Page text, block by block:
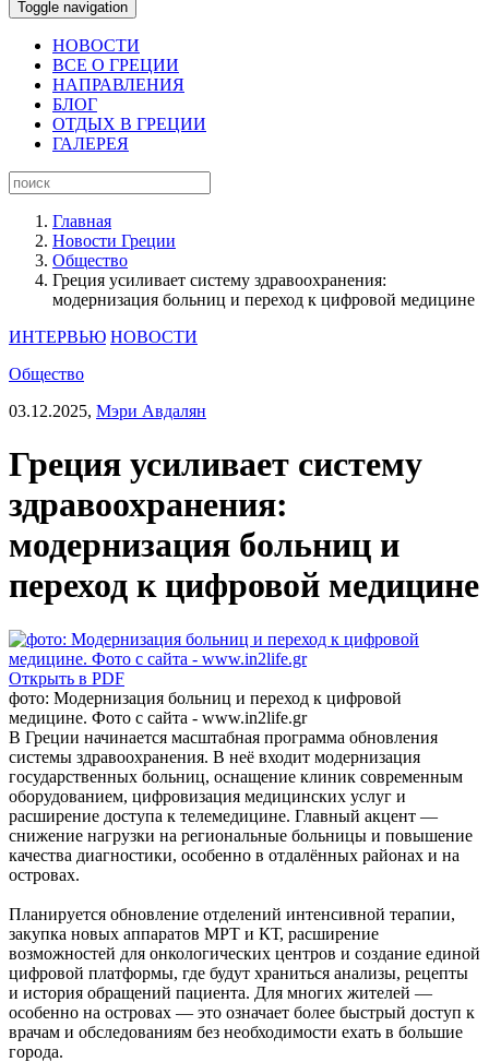
Toggle navigation
НОВОСТИ
ВСЕ О ГРЕЦИИ
НАПРАВЛЕНИЯ
БЛОГ
ОТДЫХ В ГРЕЦИИ
ГАЛЕРЕЯ
Главная
Новости Греции
Общество
Греция усиливает систему здравоохранения:
модернизация больниц и переход к цифровой медицине
ИНТЕРВЬЮ НОВОСТИ
Общество
03.12.2025, Мэри Авдалян
Греция усиливает систему
здравоохранения:
модернизация больниц и
переход к цифровой медицине
Открыть в PDF
фото: Модернизация больниц и переход к цифровой
медицине. Фото с сайта - www.in2life.gr
В Греции начинается масштабная программа обновления
системы здравоохранения. В неё входит модернизация
государственных больниц, оснащение клиник современным
оборудованием, цифровизация медицинских услуг и
расширение доступа к телемедицине. Главный акцент —
снижение нагрузки на региональные больницы и повышение
качества диагностики, особенно в отдалённых районах и на
островах.
Планируется обновление отделений интенсивной терапии,
закупка новых аппаратов МРТ и КТ, расширение
возможностей для онкологических центров и создание единой
цифровой платформы, где будут храниться анализы, рецепты
и история обращений пациента. Для многих жителей —
особенно на островах — это означает более быстрый доступ к
врачам и обследованиям без необходимости ехать в большие
города.